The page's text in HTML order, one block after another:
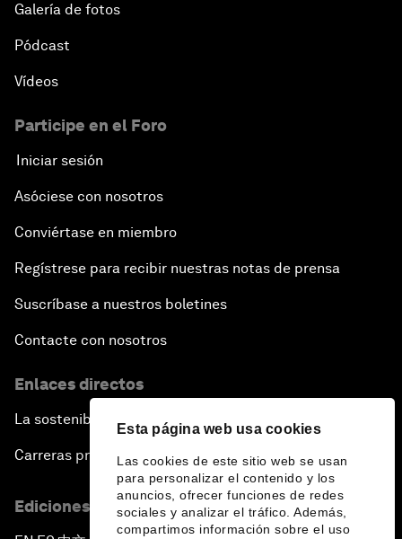
Esta página web usa cookies
Las cookies de este sitio web se usan
para personalizar el contenido y los
anuncios, ofrecer funciones de redes
sociales y analizar el tráfico. Además,
compartimos información sobre el uso
Galería de fotos
Pódcast
Vídeos
Participe en el Foro
Iniciar sesión
Asóciese con nosotros
Conviértase en miembro
Regístrese para recibir nuestras notas de prensa
Suscríbase a nuestros boletines
Contacte con nosotros
Enlaces directos
La sostenibilidad en el Foro
Carreras profesionales
Ediciones en otros idiomas